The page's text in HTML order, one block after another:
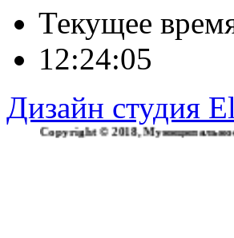
Текущее
12:24:06
Дизайн студия
© 2018, Муниципальное